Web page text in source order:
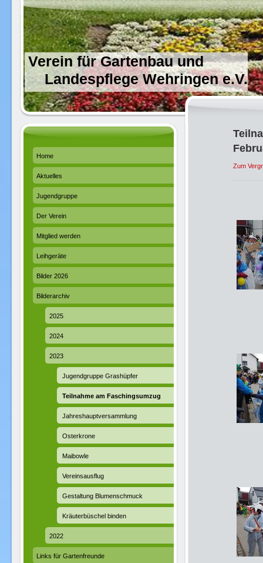
Verein für Gartenbau und
Landespflege Wehringen e.V.
Zum
Home
Aktuelles
Jugendgruppe
Der Verein
Mitglied werden
Leihgeräte
Bilder 2026
Bilderarchiv
2025
2024
2023
Jugendgruppe Grashüpfer
Teilnahme am Faschingsumzug
Jahreshauptversammlung
Osterkrone
Maibowle
Vereinsausflug
Gestaltung Blumenschmuck
Kräuterbüschel binden
2022
Links für Gartenfreunde